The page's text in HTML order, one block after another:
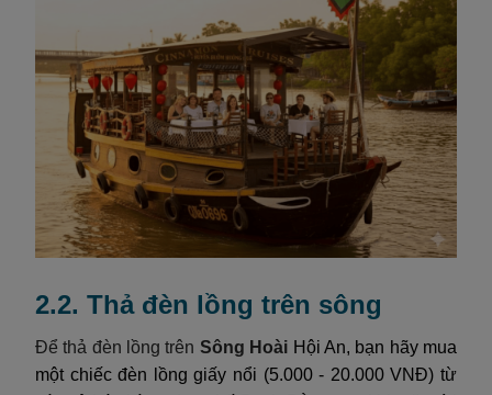
2.2. Thả đèn lồng trên sông
Để thả đèn lồng trên Sông Hoài Hội An, bạn hãy mua
một chiếc đèn lồng giấy nổi (5.000 - 20.000 VNĐ) từ